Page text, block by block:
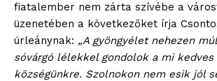
fiatalember nem zárta szívébe a
üzenetében a következőket írja
úrleánynak: „A gyöngyélet nehezen
sóvárgó lélekkel gondolok a mi kedves
községünkre. Szolnokon nem esik jól